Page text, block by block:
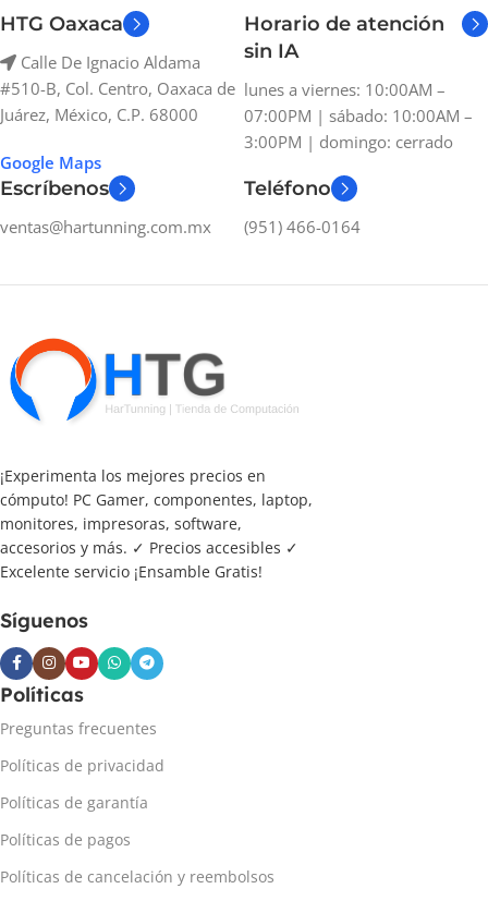
HTG Oaxaca
Calle De Ignacio Aldama
#510-B, Col. Centro, Oaxaca de
Juárez, México, C.P. 68000
Google Maps
Horario de atención
sin IA
lunes a viernes: 10:00AM –
07:00PM | sábado: 10:00AM –
3:00PM | domingo: cerrado
Escríbenos
ventas@hartunning.com.mx
Teléfono
(951) 466-0164
¡Experimenta los mejores precios en
cómputo! PC Gamer, componentes, laptop,
monitores, impresoras, software,
accesorios y más. ✓ Precios accesibles ✓
Excelente servicio ¡Ensamble Gratis!
Síguenos
Políticas
Preguntas frecuentes
Políticas de privacidad
Políticas de garantía
Políticas de pagos
Políticas de cancelación y reembolsos